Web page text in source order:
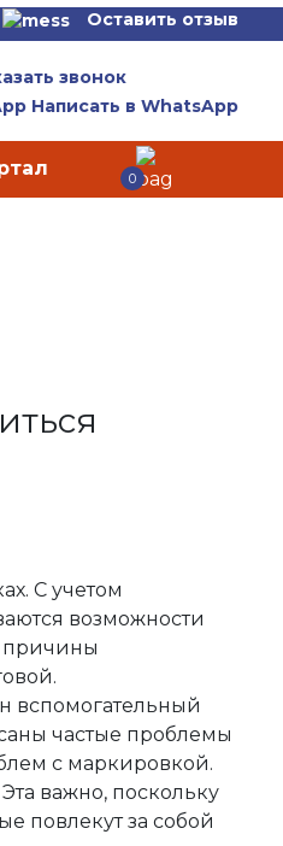
Оставить отзыв
звонок
Написать в WhatsApp
0
С учетом
возможности
причины
вспомогательный
частые проблемы
с маркировкой.
важно, поскольку
повлекут за собой